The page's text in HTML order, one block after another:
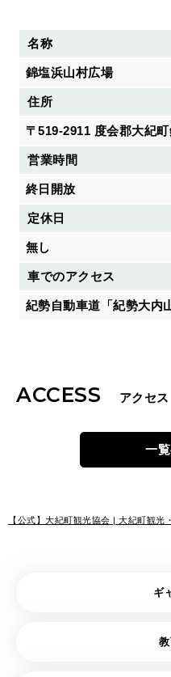
名称
錦塩浜山村広場
住所
〒519-2911 度会郡大紀
営業時間
終日開放
定休日
無し
車でのアクセス
紀勢自動車道「紀勢大内
ACCESS アクセス
一
【公式】大紀町観光協会 | 大紀町観光
ギ